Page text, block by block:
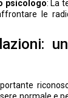
psicologo: La
le